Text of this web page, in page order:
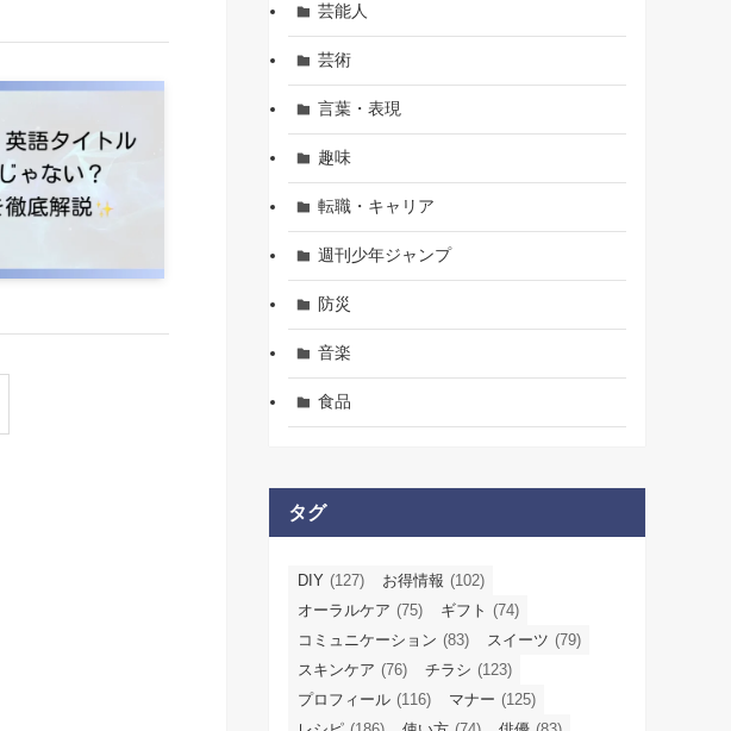
芸能人
芸術
言葉・表現
趣味
転職・キャリア
週刊少年ジャンプ
防災
音楽
食品
タグ
DIY (127) お得情報 (102)
オーラルケア (75) ギフト (74)
コミュニケーション (83) スイーツ (79)
スキンケア (76) チラシ (123)
プロフィール (116) マナー (125)